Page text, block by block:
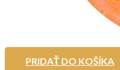
PRIDAŤ DO KOŠÍKA